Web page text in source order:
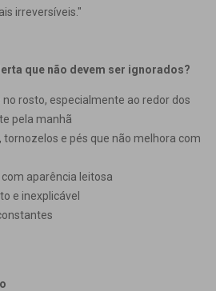
irreversíveis."
que não devem ser ignorados?
no rosto, especialmente ao redor dos
pela manhã
tornozelos e pés que não melhora com
aparência leitosa
e inexplicável